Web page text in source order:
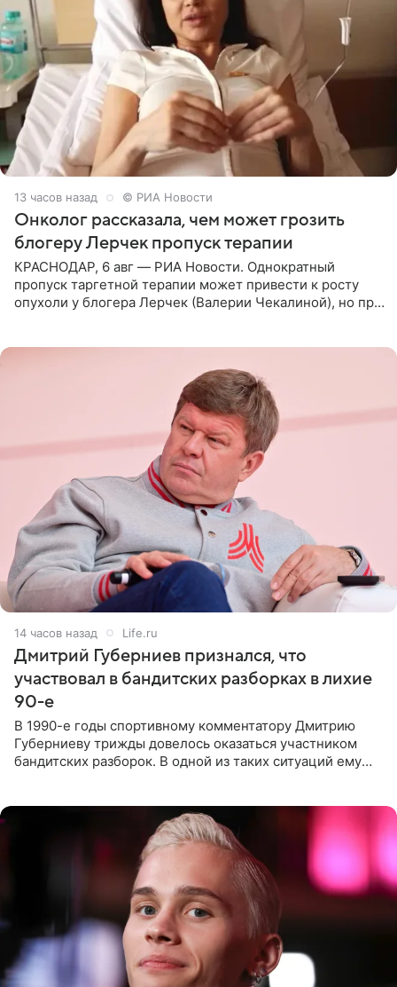
13 часов назад © РИА Новости
Онколог рассказала, чем может грозить
блогеру Лерчек пропуск терапии
КРАСНОДАР, 6 авг — РИА Новости. Однократный
пропуск таргетной терапии может привести к росту
опухоли у блогера Лерчек (Валерии Чекалиной), но при
14 часов назад Life.ru
Дмитрий Губерниев признался, что
участвовал в бандитских разборках в лихие
90-е
В 1990-е годы спортивному комментатору Дмитрию
Губерниеву трижды довелось оказаться участником
бандитских разборок. В одной из таких ситуаций ему